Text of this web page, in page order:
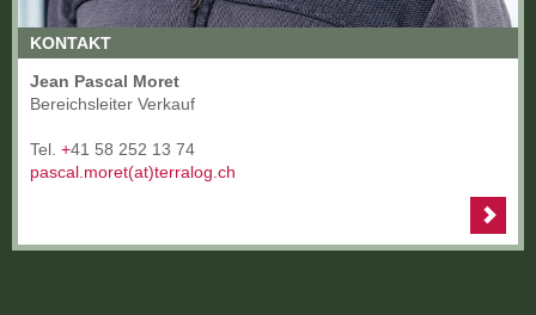
KONTAKT
Jean Pascal Moret
Bereichsleiter Verkauf
Tel. +41 58 252 13 74
pascal.moret(at)terralog.ch